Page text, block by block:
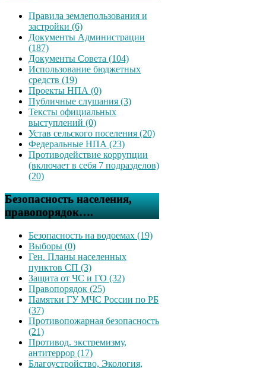
Правила землепользования и
застройки (6)
Документы Администрации
(187)
Документы Совета (104)
Использование бюджетных
средств (19)
Проекты НПА (0)
Публичные слушания (3)
Тексты официальных
выступлений (0)
Устав сельского поселения (20)
Федеральные НПА (23)
Противодействие коррупции
(включает в себя 7 подразделов)
(20)
Безопасность населения,
правопорядок….
Безопасность на водоемах (19)
Выборы (0)
Ген. Планы населенных
пунктов СП (3)
Защита от ЧС и ГО (32)
Правопорядок (25)
Памятки ГУ МЧС России по РБ
(37)
Противопожарная безопасность
(21)
Противод. экстремизму,
антитеррор (17)
Благоустройство, Экология,